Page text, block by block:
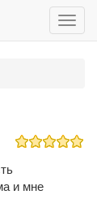
и мне